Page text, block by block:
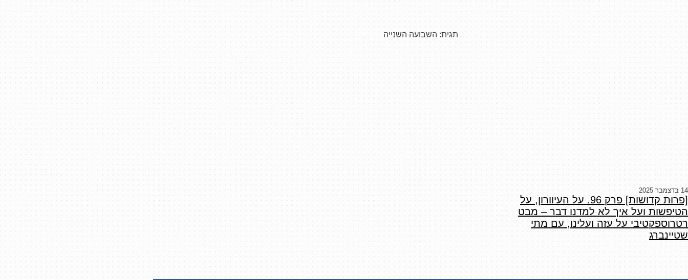
תגית: השבועה השנייה
14 בדצמבר 2025
[פרות קדושות] פרק 96. על העיוורון, על
הטיפשות ועל איך לא למדנו דבר – מבט
רטרוספקטיבי על עזה ועלינו, עם מתי
שטיינברג